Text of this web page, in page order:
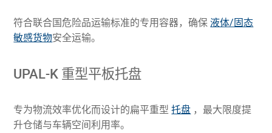
符合联合国危险品运输标准的专用容器，确保 液体/固态
敏感货物安全运输。
UPAL-K 重型平板托盘
专为物流效率优化而设计的扁平重型托盘 ，最大限度提
升仓储与车辆空间利用率。